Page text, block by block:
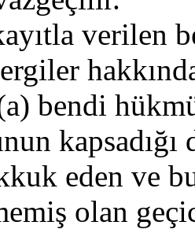
verilen
bendi
eden ve
olan